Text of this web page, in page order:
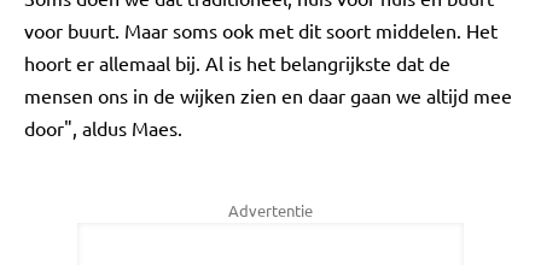
voor buurt. Maar soms ook met dit soort middelen. Het
hoort er allemaal bij. Al is het belangrijkste dat de
mensen ons in de wijken zien en daar gaan we altijd mee
door", aldus Maes.
Advertentie